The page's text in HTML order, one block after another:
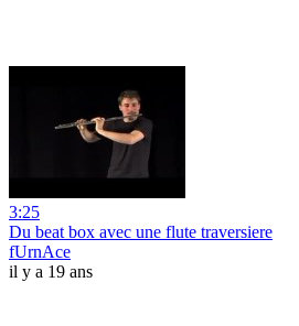
3:25
Du beat box avec une flute traversiere
fUrnAce
il y a 19 ans